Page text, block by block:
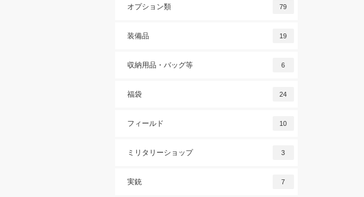
オプション類 79
装備品 19
収納用品・バッグ等 6
福袋 24
フィールド 10
ミリタリーショップ 3
実銃 7